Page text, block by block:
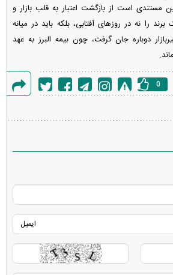
است از بازگشت اعتبار به قلب بازار و
را نه در روز‌های آفتابی، بلکه باید در میانه
دوباره جان گرفت، چون بیمه البرز به عهد
خطا
0